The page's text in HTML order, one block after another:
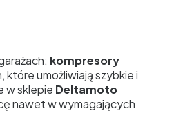
kompresory
umożliwiają szybkie i
w sklepie Deltamoto
nawet w wymagających